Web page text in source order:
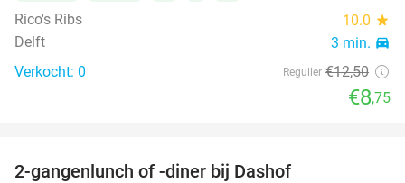
Rico's Ribs
10.0 star
Delft 3 min. directions_car
Verkocht: 0 Regulier €12,50
€8,75
2-gangenlunch of -diner bij Dashof